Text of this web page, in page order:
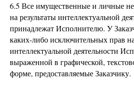
6.5 Все имущественные и личные
на результаты интеллектуальной
принадлежат Исполнителю. У
каких-либо исключительных прав
интеллектуальной деятельности
выраженной в графической,
форме, предоставляемые Заказчику.